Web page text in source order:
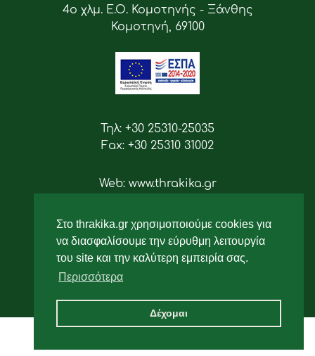
Στο thrakika.gr χρησιμοποιούμε cookies για
να διασφαλίσουμε την εύρυθμη λειτουργία
του site και την καλύτερη εμπειρία σας.
Περισσότερα
Δέχομαι
4ο χλμ. Ε.Ο. Κομοτηνής - Ξάνθης
Κομοτηνή, 69100
Τηλ: +30 25310-25035
Fax: +30 25310 31002
Web: www.thrakika.gr
Ακολουθήστε μας